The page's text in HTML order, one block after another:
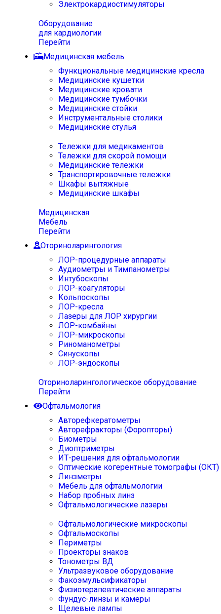
Электрокардиостимуляторы
Оборудование
для кардиологии
Перейти
Медицинская мебель
Функциональные медицинские кресла
Медицинские кушетки
Медицинские кровати
Медицинские тумбочки
Медицинские стойки
Инструментальные столики
Медицинские стулья
Тележки для медикаментов
Тележки для скорой помощи
Медицинские тележки
Транспортировочные тележки
Шкафы вытяжные
Медицинские шкафы
Медицинская
Мебель
Перейти
Оториноларингология
ЛОР-процедурные аппараты
Аудиометры и Тимпанометры
Интубоскопы
ЛОР-коагуляторы
Кольпоскопы
ЛОР-кресла
Лазеры для ЛОР хирургии
ЛОР-комбайны
ЛОР-микроскопы
Риноманометры
Синускопы
ЛОР-эндоскопы
Оториноларингологическое оборудование
Перейти
Офтальмология
Авторефкератометры
Авторефракторы (Форопторы)
Биометры
Диоптриметры
ИТ-решения для офтальмологии
Оптические когерентные томографы (ОКТ)
Линзметры
Мебель для офтальмологии
Набор пробных линз
Офтальмологические лазеры
Офтальмологические микроскопы
Офтальмоскопы
Периметры
Проекторы знаков
Тонометры ВД
Ультразвуковое оборудование
Факоэмульсификаторы
Физиотерапевтические аппараты
Фундус-линзы и камеры
Щелевые лампы